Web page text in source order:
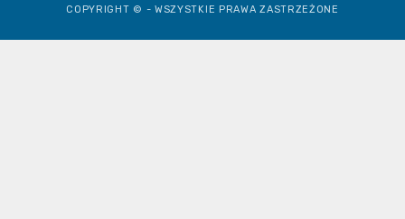
COPYRIGHT © - WSZYSTKIE PRAWA ZASTRZEŻONE